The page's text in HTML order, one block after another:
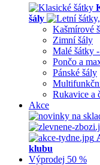
šály
Kašmírové
Zimní šály
Malé šátky
Pončo a
Pánské šály
Rukavice a
Akce
klubu
Výprodej 50 %